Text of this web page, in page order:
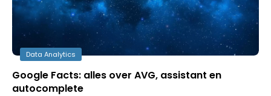
Data Analytics
Google Facts: alles over AVG, assistant en
autocomplete